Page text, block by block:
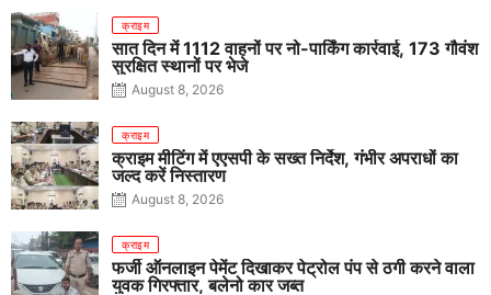
क्राइम
सात दिन में 1112 वाहनों पर नो-पार्किंग कार्रवाई, 173 गौवंश
सुरक्षित स्थानों पर भेजे
August 8, 2026
क्राइम
क्राइम मीटिंग में एएसपी के सख्त निर्देश, गंभीर अपराधों का
जल्द करें निस्तारण
August 8, 2026
क्राइम
फर्जी ऑनलाइन पेमेंट दिखाकर पेट्रोल पंप से ठगी करने वाला
युवक गिरफ्तार, बलेनो कार जब्त